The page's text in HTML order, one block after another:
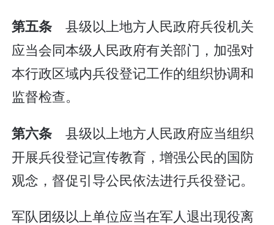
第五条县级以上地方人民政府兵役机关
应当会同本级人民政府有关部门，加强对
本行政区域内兵役登记工作的组织协调和
监督检查。
第六条县级以上地方人民政府应当组织
开展兵役登记宣传教育，增强公民的国防
观念，督促引导公民依法进行兵役登记。
军队团级以上单位应当在军人退出现役离